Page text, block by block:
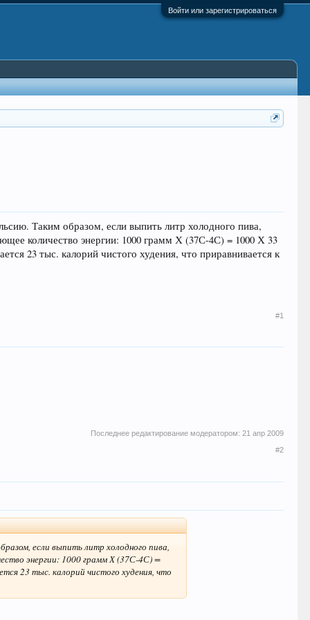
Войти или зарегистрироваться
Таким образом, если выпить литр холодного пива,
количество энергии: 1000 грамм Х (37С-4С) = 1000 Х 33
23 тыс. калорий чистого худения, что приравнивается к
#1
Последнее редактирование модератором: 21 апр 2009
#2
если выпить литр холодного пива,
энергии: 1000 грамм Х (37С-4С) =
23 тыс. калорий чистого худения, что